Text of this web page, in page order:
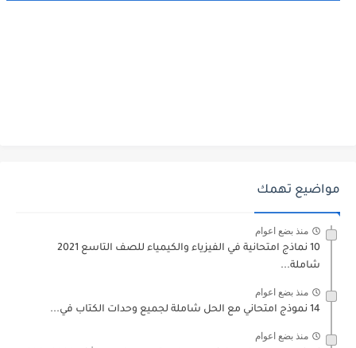
مواضيع تهمك
منذ بضع اعوام
10 نماذج امتحانية في الفيزياء والكيمياء للصف التاسع 2021
شاملة...
منذ بضع اعوام
14 نموذج امتحاني مع الحل شاملة لجميع وحدات الكتاب في...
منذ بضع اعوام